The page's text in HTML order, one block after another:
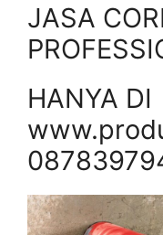
JASA
HANYA DI